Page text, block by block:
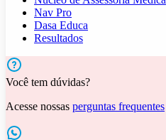
Nav Pro
Dasa Educa
Resultados
Você tem dúvidas?
Acesse nossas perguntas frequentes